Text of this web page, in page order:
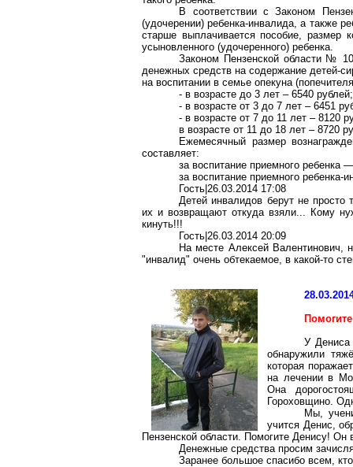
В соответствии с Законом
(удочерении) ребенка-инвалида, а также
старше выплачивается пособие, размер
усыновленного (удочеренного) ребенка.
Законом Пензенской области №
денежных средств на содержание детей-
на воспитании в семье опекуна
- в возрасте до 3 лет – 6540 рублей;
- в возрасте от 3 до 7 лет – 6451
- в возрасте от 7 до 11 лет – 8120
в возрасте от 11 до 18 лет – 8720
Ежемесячный размер
составляет:
за воспитание приемного ребенка
за воспитание приемного
Гость|26.03.2014 17:08
Детей инвалидов берут не просто
их и возвращают откуда взяли... Кому
кинуть!!!
Гость|26.03.2014 20:09
На месте Алексей Валентинович,
"инвалид" очень обтекаемое, в какой-то
У
обнаружили
которая
на лечении в
Она
Гороховщино.
Мы,
учится Денис,
Пензенской области. Помогите Денису!
Денежные средства просим
Заранее большое спасибо всем,